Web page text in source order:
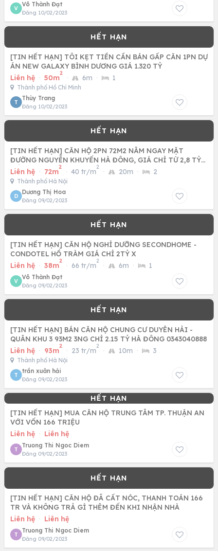
V
Võ Thành Đạt
Đăng 10/02/2023
[TIN HẾT HẠN] TÔI KẸT TIỀN CẦN BÁN GẤP CĂN 1PN DỰ
ÁN NEW GALAXY BÌNH DƯƠNG GIÁ 1.320 TỶ
Liên hệ · 50m
2
· 6m · 1
Thành phố Hồ Chí Minh
T
Thùy Trang
Đăng 10/02/2023
[TIN HẾT HẠN] CĂN HỘ 2PN 72M2 NẰM NGAY MẶT
ĐƯỜNG NGUYỄN KHUYẾN HÀ ĐÔNG, GIÁ CHỈ TỪ 2,8 TỶ
ĐỒNG
Liên hệ · 72m
2
· 40 tr/m
2
· 20m · 2
Thành phố Hà Nội
D
Dương Thị Hoa
Đăng 09/02/2023
[TIN HẾT HẠN] CĂN HỘ NGHỈ DƯỠNG SECONDHOME -
CONDOTEL HỒ TRÀM GIÁ CHỈ 2TỶ X
Liên hệ · 38m
2
· 66 tr/m
2
· 6m · 1
V
Võ Thành Đạt
Đăng 09/02/2023
[TIN HẾT HẠN] BÁN CĂN HỘ CHUNG CƯ DUYÊN HẢI -
QUÂN KHU 3 93M2 3NG CHỈ 2.15 TỶ HÀ ĐÔNG 0343040888
Liên hệ · 93m
2
· 23 tr/m
2
· 10m · 3
Thành phố Hà Nội
T
trần xuân hải
Đăng 09/02/2023
[TIN HẾT HẠN] MUA CĂN HỘ TRUNG TÂM TP. THUẬN AN
VỚI VỐN 166 TRIỆU
Liên hệ · Liên hệ
T
Truong Thi Ngoc Diem
Đăng 09/02/2023
[TIN HẾT HẠN] CĂN HỘ ĐÃ CẤT NÓC, THANH TOÁN 166
TR VÀ KHÔNG TRẢ GÌ THÊM ĐẾN KHI NHẬN NHÀ
Liên hệ · Liên hệ
T
Truong Thi Ngoc Diem
Đăng 09/02/2023